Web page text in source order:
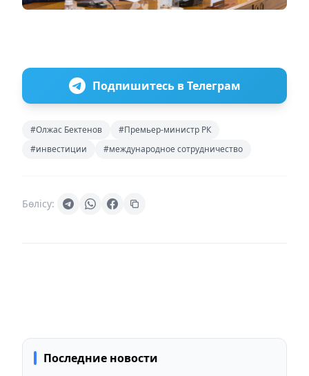
Подпишитесь в Телеграм
#Олжас Бектенов
#Премьер-министр РК
#инвестиции
#международное сотрудничество
Бөлісу:
Последние новости